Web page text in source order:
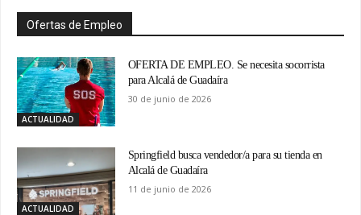
Ofertas de Empleo
ACTUALIDAD
OFERTA DE EMPLEO. Se necesita socorrista
para Alcalá de Guadaíra
30 de junio de 2026
ACTUALIDAD
Springfield busca vendedor/a para su tienda en
Alcalá de Guadaíra
11 de junio de 2026